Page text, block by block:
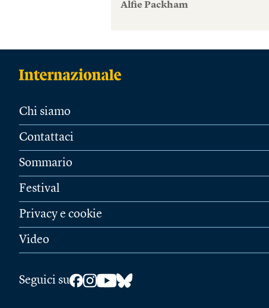
Alfie Packham
Chi siamo
Contattaci
Sommario
Festival
Privacy e cookie
Video
Seguici su